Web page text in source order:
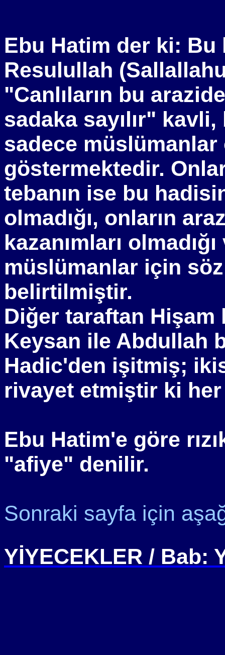
Ebu Hatim der ki: Bu
Resulullah
"Canlıların bu
sadaka sayılır"
sadece müslümanlar
göstermektedir.
tebanın ise bu
olmadığı, onların
kazanımları
müslümanlar için
belirtilmiştir.
Diğer taraftan Hişam
Keysan ile Abdullah
Hadic'den işitmiş;
rivayet etmiştir ki
Ebu Hatim'e göre
"afiye" denilir.
Sonraki sayfa için
YİYECEKLER / Bab: